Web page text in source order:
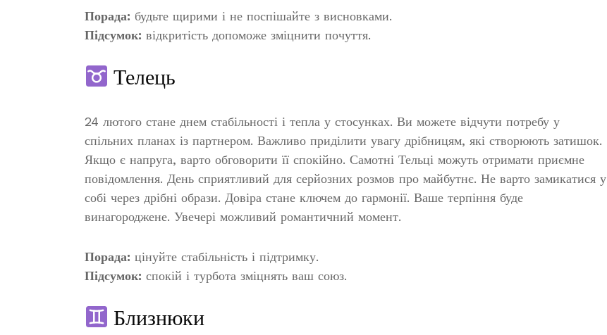
Порада: будьте щирими і не поспішайте з висновками.
Підсумок: відкритість допоможе зміцнити почуття.
Телець
24 лютого стане днем стабільності і тепла у стосунках. Ви можете відчути потребу у
спільних планах із партнером. Важливо приділити увагу дрібницям, які створюють затишок.
Якщо є напруга, варто обговорити її спокійно. Самотні Тельці можуть отримати приємне
повідомлення. День сприятливий для серйозних розмов про майбутнє. Не варто замикатися у
собі через дрібні образи. Довіра стане ключем до гармонії. Ваше терпіння буде
винагороджене. Увечері можливий романтичний момент.
Порада: цінуйте стабільність і підтримку.
Підсумок: спокій і турбота зміцнять ваш союз.
Близнюки